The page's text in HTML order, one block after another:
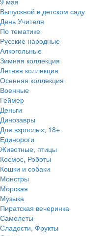
Выпускной в детском саду
День Учителя
По тематике
Русские народные
Алкогольные
Зимняя коллекция
Летняя коллекция
Осенняя коллекция
Военные
Геймер
Деньги
Динозавры
Для взрослых, 18+
Единороги
Животные, птицы
Космос, Роботы
Кошки и собаки
Монстры
Морская
Музыка
Пиратская вечеринка
Самолеты
Сладости, Фрукты